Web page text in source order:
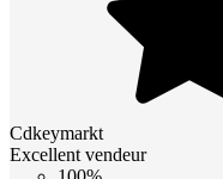
Cdkeymarkt
Excellent vendeur